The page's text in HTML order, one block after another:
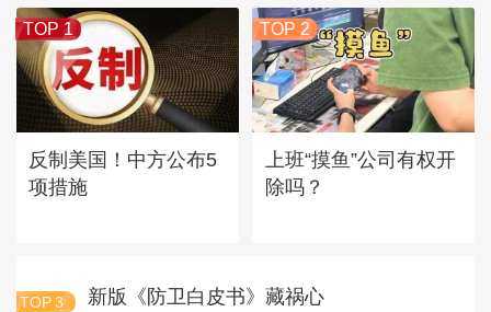
TOP 1
反制美国！中方公布5
项措施
TOP 2
上班“摸鱼”公司有权开
除吗？
TOP 3 新版《防卫白皮书》藏祸心